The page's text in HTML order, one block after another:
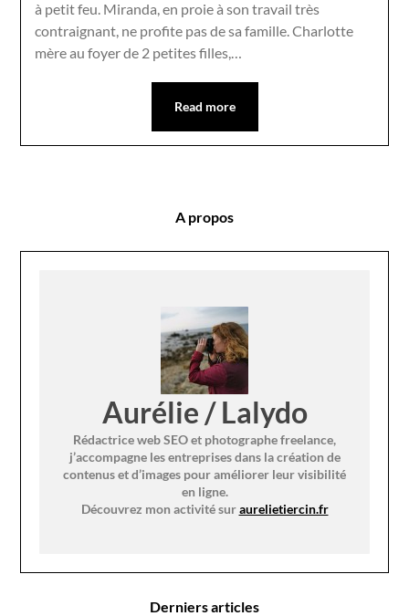
à petit feu. Miranda, en proie à son travail très
contraignant, ne profite pas de sa famille. Charlotte
mère au foyer de 2 petites filles,…
Read more
A propos
Aurélie / Lalydo
Rédactrice web SEO et photographe freelance,
j’accompagne les entreprises dans la création de
contenus et d’images pour améliorer leur visibilité
en ligne.
Découvrez mon activité suraurelietiercin.fr
Derniers articles